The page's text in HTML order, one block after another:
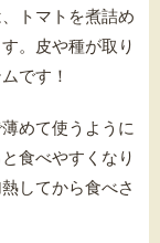
トマトを煮詰め
。皮や種が取り
です！
めて使うように
食べやすくなり
してから食べさ